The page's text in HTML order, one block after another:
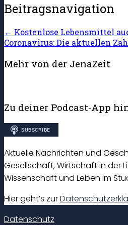
Beitragsnavigation
← Kostenlose Lebensmittel
Coronavirus: Die aktuellen
Mehr von der JenaZeit
Zu deiner Podcast-App
Aktuelle Nachrichten und
Gesellschaft, Wirtschaft in der
Wissenschaft und Leben im
Hier geht’s zur
Datenschutz